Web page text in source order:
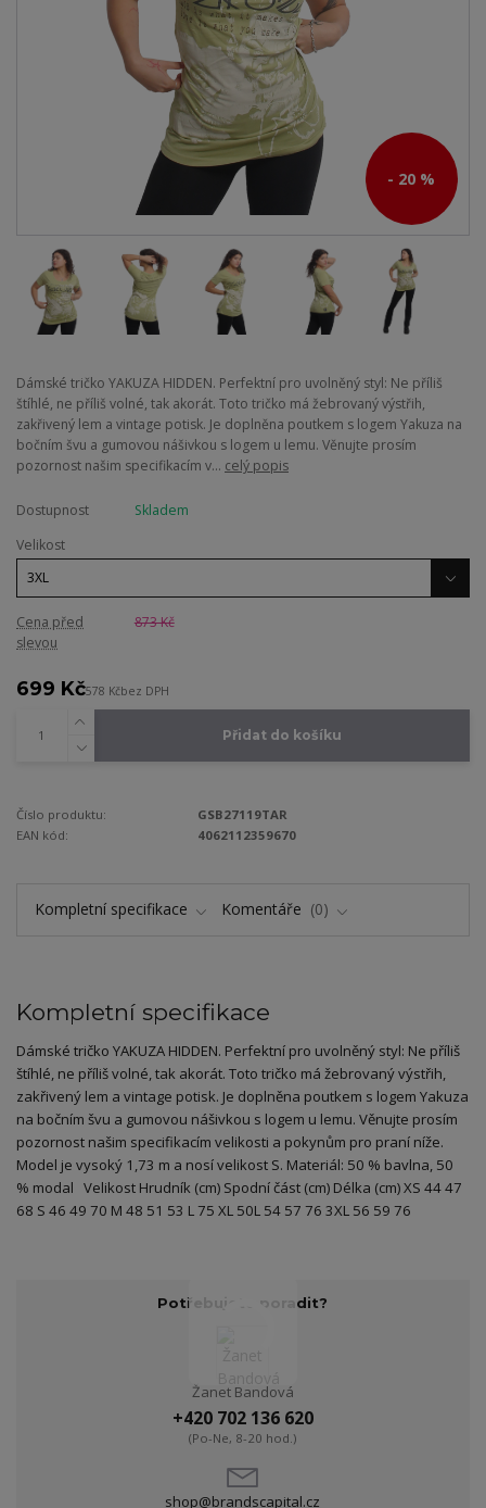
- 20 %
Dámské tričko YAKUZA HIDDEN. Perfektní pro uvolněný styl: Ne příliš
štíhlé, ne příliš volné, tak akorát. Toto tričko má žebrovaný výstřih,
zakřivený lem a vintage potisk. Je doplněna poutkem s logem Yakuza na
bočním švu a gumovou nášivkou s logem u lemu. Věnujte prosím
pozornost našim specifikacím v... celý popis
Dostupnost
Skladem
Velikost
Cena před
slevou
873 Kč
699 Kč578 Kčbez DPH
Přidat do košíku
Číslo produktu:
GSB27119TAR
EAN kód:
4062112359670
Kompletní specifikace Komentáře 0
Kompletní specifikace
Dámské tričko YAKUZA HIDDEN. Perfektní pro uvolněný styl: Ne příliš
štíhlé, ne příliš volné, tak akorát. Toto tričko má žebrovaný výstřih,
zakřivený lem a vintage potisk. Je doplněna poutkem s logem Yakuza
na bočním švu a gumovou nášivkou s logem u lemu. Věnujte prosím
pozornost našim specifikacím velikosti a pokynům pro praní níže.
Model je vysoký 1,73 m a nosí velikost S. Materiál: 50 % bavlna, 50
% modal Velikost Hrudník (cm) Spodní část (cm) Délka (cm) XS 44 47
68 S 46 49 70 M 48 51 53 L 75 XL 50L 54 57 76 3XL 56 59 76
Potřebujete poradit?
Žanet Bandová
+420 702 136 620
(Po-Ne, 8-20 hod.)
shop@brandscapital.cz